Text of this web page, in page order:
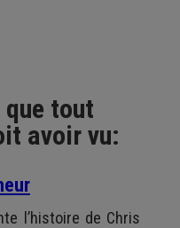
tout
avoir vu:
l’histoire de Chris